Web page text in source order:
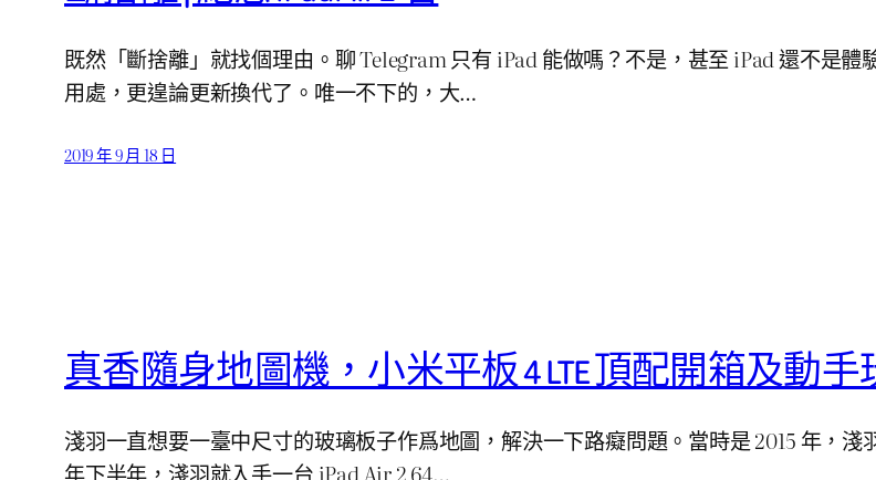
既然「斷捨離」就找個理由。聊 Telegram 只有 iPad 能做嗎？不是，甚至 iPad 還不是
用處，更遑論更新換代了。唯一不下的，大…
2019 年 9 月 18 日
真香隨身地圖機，小米平板 4 LTE 頂配開箱及動手
淺羽一直想要一臺中尺寸的玻璃板子作爲地圖，解決一下路癡問題。當時是 2015 年，
年下半年，淺羽就入手一台 iPad Air 2 64…